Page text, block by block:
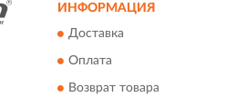
ИНФОРМАЦИЯ
Доставка
Оплата
Возврат товара